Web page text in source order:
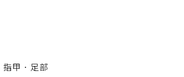
指甲．足部